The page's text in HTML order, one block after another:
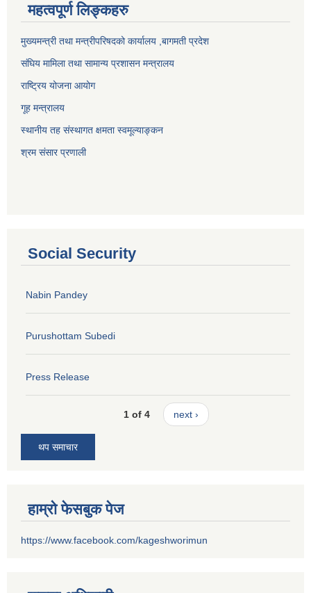
महत्वपूर्ण लिङ्कहरु
मुख्यमन्त्री तथा मन्त्रीपरिषदको कार्यालय ,बागमती प्रदेश
संघिय मामिला तथा सामान्य प्रशासन मन्त्रालय
राष्ट्रिय योजना आयोग
गूह मन्त्रालय
स्थानीय तह संस्थागत क्षमता स्वमूल्याङ्कन
श्रम संसार प्रणाली
Social Security
Nabin Pandey
Purushottam Subedi
Press Release
1 of 4 next ›
थप समाचार
हाम्रो फेसबुक पेज
https://www.facebook.com/kageshworimun